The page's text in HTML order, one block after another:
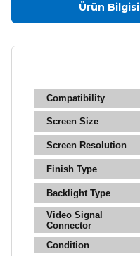
Ürün Bilgisi
Compatibility
Screen Size
Screen Resolution
Finish Type
Backlight Type
Video Signal
Connector
Condition